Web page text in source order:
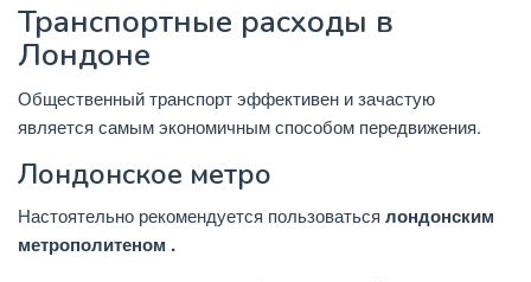
Транспортные расходы в
Лондоне
Общественный транспорт эффективен и зачастую
является самым экономичным способом передвижения.
Лондонское метро
Настоятельно рекомендуется пользоваться лондонским
метрополитеном .